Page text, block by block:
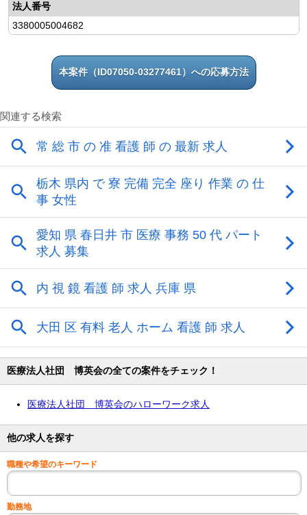
法人番号
3380005004682
本案件（ID07050-03277461）への応募方法
医療法人社団 博英会の全ての案件をチェック！
医療法人社団 博英会のハローワーク求人
他の求人を探す
職種や希望のキーワード
勤務地